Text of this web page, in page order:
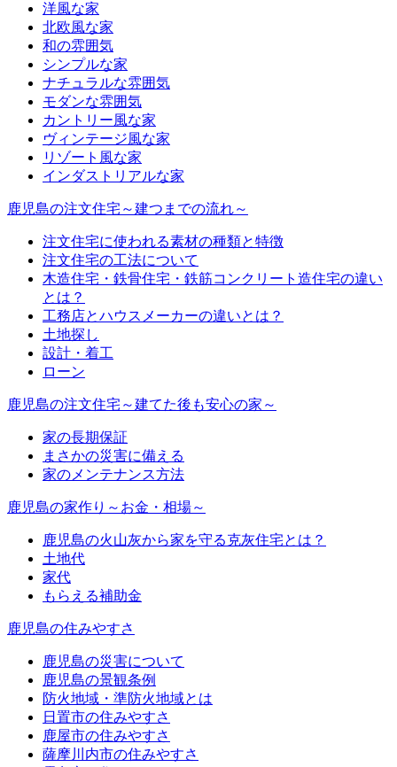
洋風な家
北欧風な家
和の雰囲気
シンプルな家
ナチュラルな雰囲気
モダンな雰囲気
カントリー風な家
ヴィンテージ風な家
リゾート風な家
インダストリアルな家
鹿児島の注文住宅～建つまでの流れ～
注文住宅に使われる素材の種類と特徴
注文住宅の工法について
木造住宅・鉄骨住宅・鉄筋コンクリート造住宅の違い
とは？
工務店とハウスメーカーの違いとは？
土地探し
設計・着工
ローン
鹿児島の注文住宅～建てた後も安心の家～
家の長期保証
まさかの災害に備える
家のメンテナンス方法
鹿児島の家作り～お金・相場～
鹿児島の火山灰から家を守る克灰住宅とは？
土地代
家代
もらえる補助金
鹿児島の住みやすさ
鹿児島の災害について
鹿児島の景観条例
防火地域・準防火地域とは
日置市の住みやすさ
鹿屋市の住みやすさ
薩摩川内市の住みやすさ